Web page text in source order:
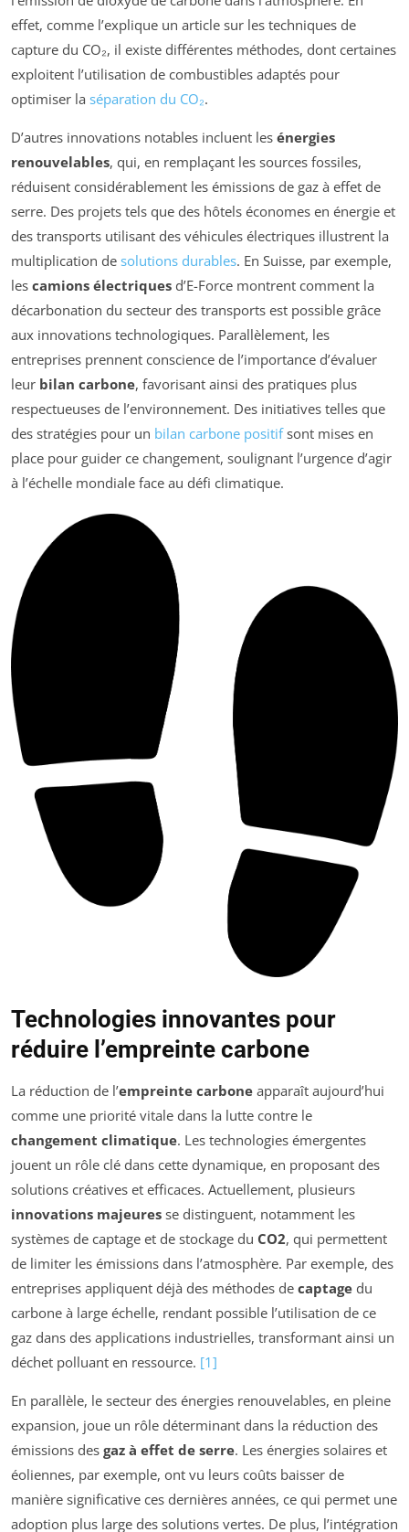
effet, comme l’explique un article sur les techniques de
capture du CO₂, il existe différentes méthodes, dont certaines
exploitent l’utilisation de combustibles adaptés pour
optimiser la séparation du CO₂.
D’autres innovations notables incluent les énergies
renouvelables, qui, en remplaçant les sources fossiles,
réduisent considérablement les émissions de gaz à effet de
serre. Des projets tels que des hôtels économes en énergie et
des transports utilisant des véhicules électriques illustrent la
multiplication de solutions durables. En Suisse, par exemple,
les camions électriques d’E-Force montrent comment la
décarbonation du secteur des transports est possible grâce
aux innovations technologiques. Parallèlement, les
entreprises prennent conscience de l’importance d’évaluer
leur bilan carbone, favorisant ainsi des pratiques plus
respectueuses de l’environnement. Des initiatives telles que
des stratégies pour un bilan carbone positifsont mises en
place pour guider ce changement, soulignant l’urgence d’agir
à l’échelle mondiale face au défi climatique.
Technologies innovantes pour
réduire l’empreinte carbone
La réduction de l’empreinte carbone apparaît aujourd’hui
comme une priorité vitale dans la lutte contre le
changement climatique. Les technologies émergentes
jouent un rôle clé dans cette dynamique, en proposant des
solutions créatives et efficaces. Actuellement, plusieurs
innovations majeures se distinguent, notamment les
systèmes de captage et de stockage du CO2, qui permettent
de limiter les émissions dans l’atmosphère. Par exemple, des
entreprises appliquent déjà des méthodes de captage du
carbone à large échelle, rendant possible l’utilisation de ce
gaz dans des applications industrielles, transformant ainsi un
déchet polluant en ressource. [1]
En parallèle, le secteur des énergies renouvelables, en pleine
expansion, joue un rôle déterminant dans la réduction des
émissions des gaz à effet de serre. Les énergies solaires et
éoliennes, par exemple, ont vu leurs coûts baisser de
manière significative ces dernières années, ce qui permet une
adoption plus large des solutions vertes. De plus, l’intégration